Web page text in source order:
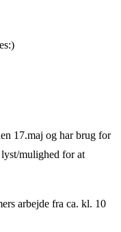
17.maj og har brug for
mulighed for at
arbejde fra ca. kl. 10